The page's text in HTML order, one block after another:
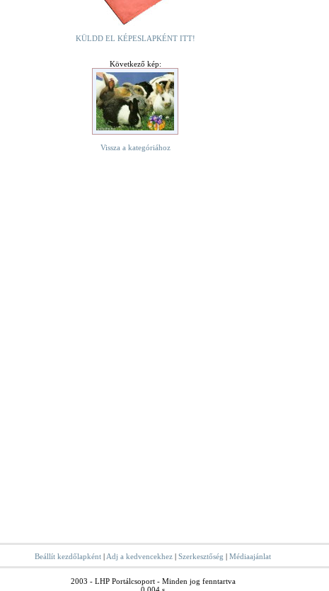
KÜLDD EL KÉPESLAPKÉNT ITT!
Következő kép:
Vissza a kategóriához
Beállít kezdőlapként | Adj a kedvencekhez | Szerkesztőség | Médiaajánlat
2003 - LHP Portálcsoport - Minden jog fenntartva